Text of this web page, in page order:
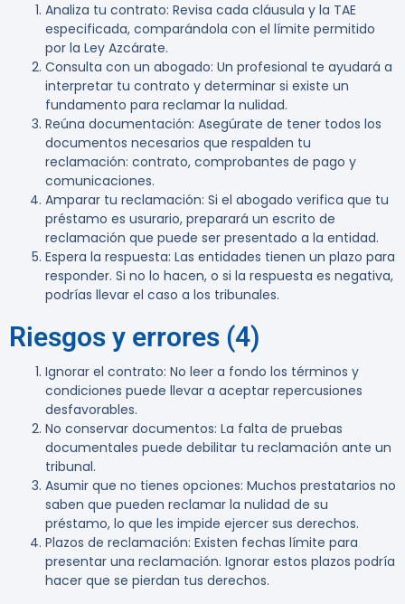
Analiza tu contrato: Revisa cada cláusula y la TAE
especificada, comparándola con el límite permitido
por la Ley Azcárate.
Consulta con un abogado: Un profesional te ayudará a
interpretar tu contrato y determinar si existe un
fundamento para reclamar la nulidad.
Reúna documentación: Asegúrate de tener todos los
documentos necesarios que respalden tu
reclamación: contrato, comprobantes de pago y
comunicaciones.
Amparar tu reclamación: Si el abogado verifica que tu
préstamo es usurario, preparará un escrito de
reclamación que puede ser presentado a la entidad.
Espera la respuesta: Las entidades tienen un plazo para
responder. Si no lo hacen, o si la respuesta es negativa,
podrías llevar el caso a los tribunales.
Riesgos y errores (4)
Ignorar el contrato: No leer a fondo los términos y
condiciones puede llevar a aceptar repercusiones
desfavorables.
No conservar documentos: La falta de pruebas
documentales puede debilitar tu reclamación ante un
tribunal.
Asumir que no tienes opciones: Muchos prestatarios no
saben que pueden reclamar la nulidad de su
préstamo, lo que les impide ejercer sus derechos.
Plazos de reclamación: Existen fechas límite para
presentar una reclamación. Ignorar estos plazos podría
hacer que se pierdan tus derechos.